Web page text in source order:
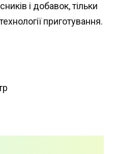
і добавок, тільки
приготування.